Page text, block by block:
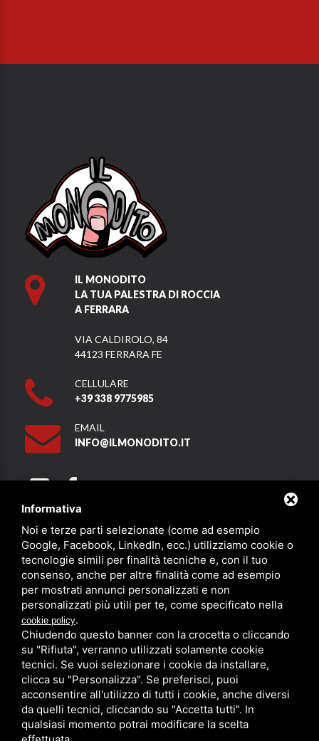
IL MONODITO
LA TUA PALESTRA DI ROCCIA
A FERRARA
VIA CALDIROLO, 84
44123 FERRARA FE
CELLULARE
+39 338 9775985
EMAIL
INFO@ILMONODITO.IT
Partner
PRIVACY SITEMAP/ QUESTO SITO È PROTETTO DA GOOGLE
RECAPTCHA V3,PRIVACY POLICYE TERMS OF SERVICEDI GOOGLE.
Informativa
Noi e terze parti selezionate (come ad esempio
Google, Facebook, LinkedIn, ecc.) utilizziamo cookie o
tecnologie simili per finalità tecniche e, con il tuo
consenso, anche per altre finalità come ad esempio
per mostrati annunci personalizzati e non
personalizzati più utili per te, come specificato nella
cookie policy.
Chiudendo questo banner con la crocetta o cliccando
su "Rifiuta", verranno utilizzati solamente cookie
tecnici. Se vuoi selezionare i cookie da installare,
clicca su "Personalizza". Se preferisci, puoi
acconsentire all'utilizzo di tutti i cookie, anche diversi
da quelli tecnici, cliccando su "Accetta tutti". In
qualsiasi momento potrai modificare la scelta